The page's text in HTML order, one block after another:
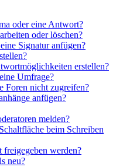
oder eine Antwort?
oder löschen?
Signatur anfügen?
erstellen?
Umfrage?
Foren nicht zugreifen?
anfügen?
melden?
beim Schreiben
freigegeben werden?
neu?